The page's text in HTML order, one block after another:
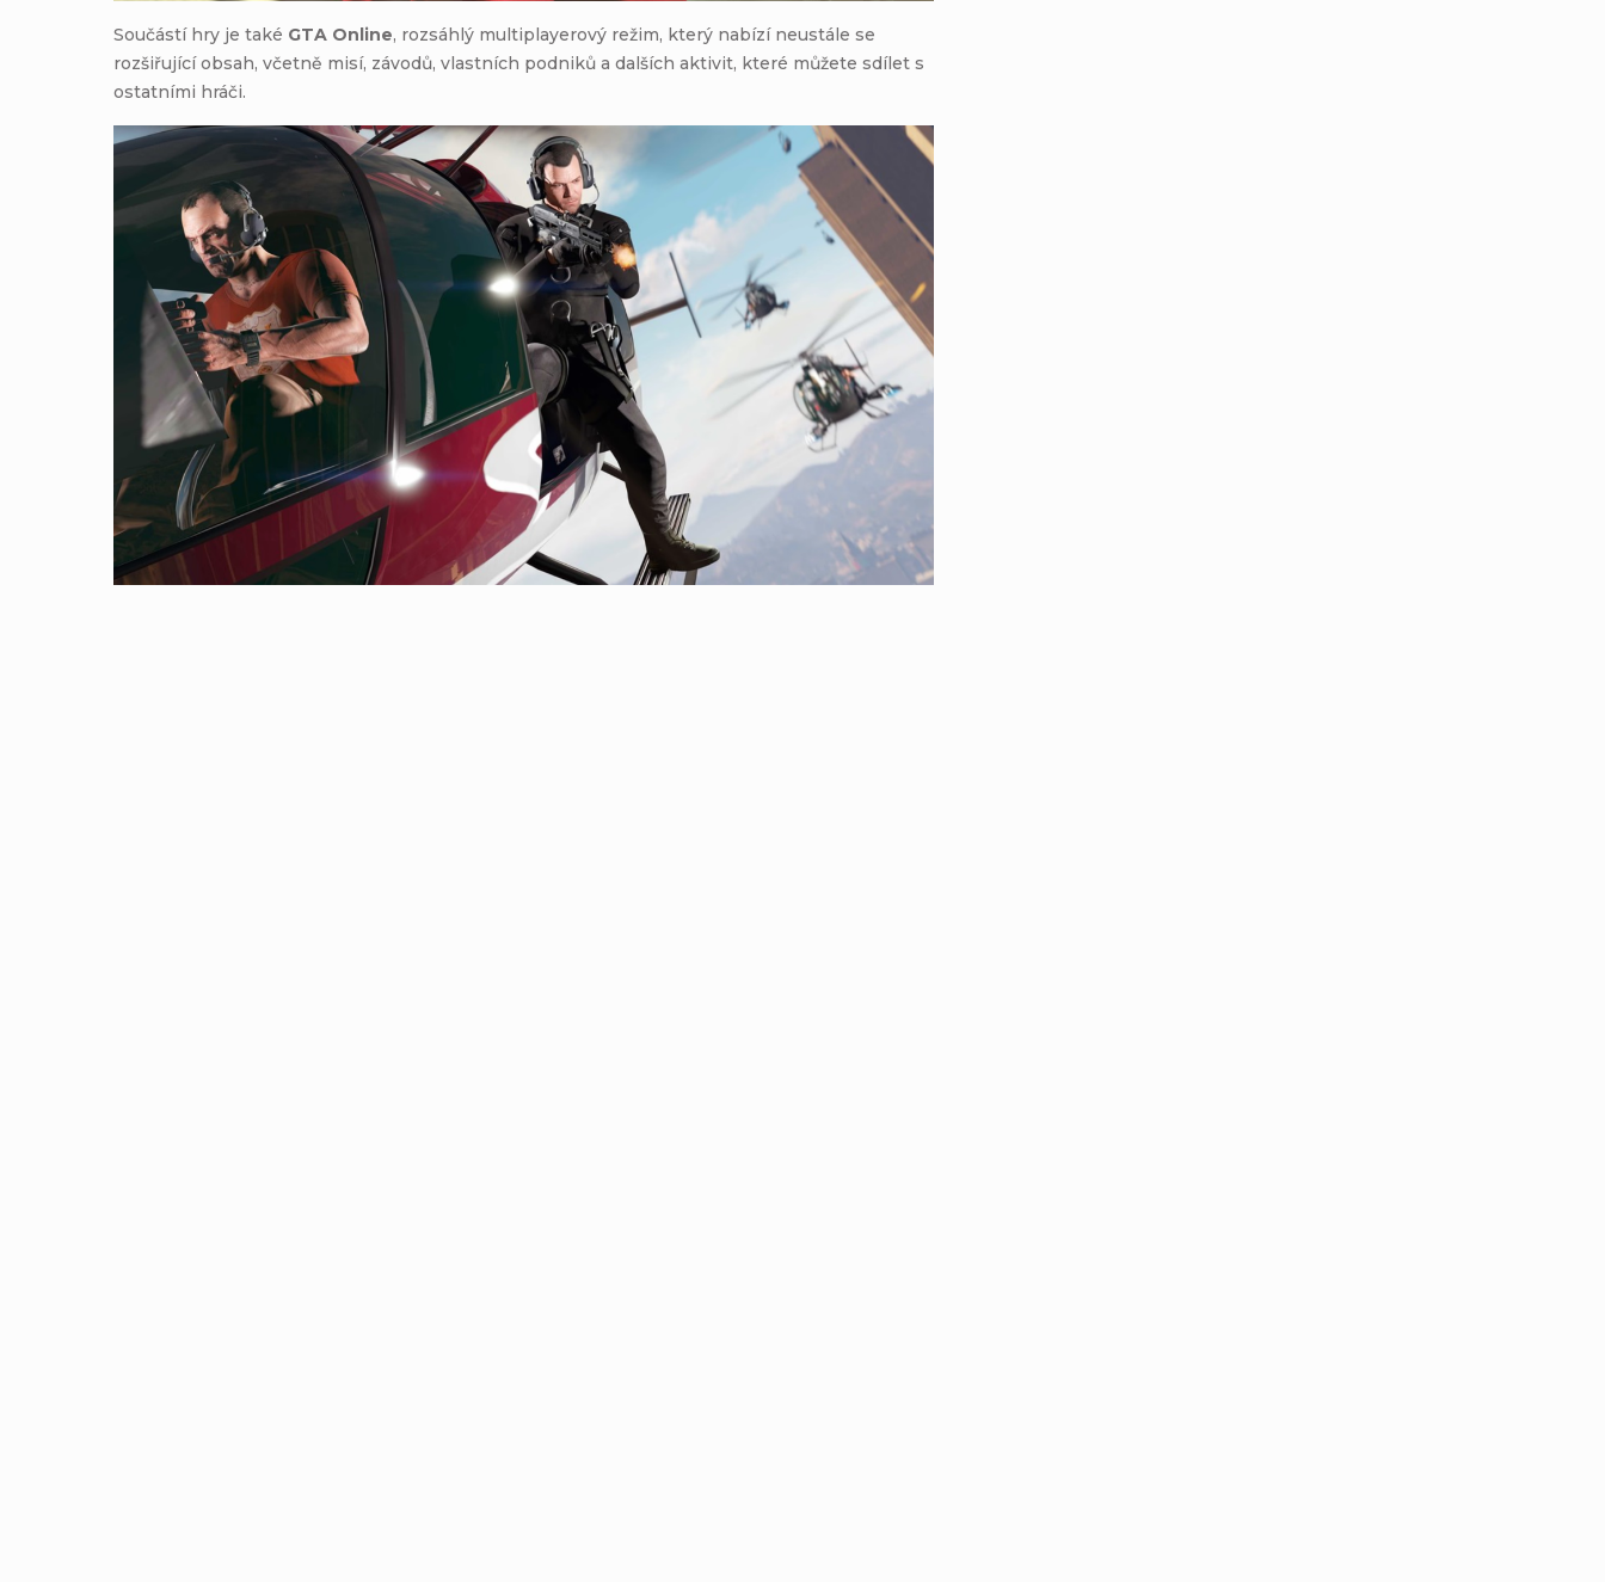
Součástí hry je také GTA Online, rozsáhlý multiplayerový režim, který nabízí neustále se
rozšiřující obsah, včetně misí, závodů, vlastních podniků a dalších aktivit, které můžete sdílet s
ostatními hráči.